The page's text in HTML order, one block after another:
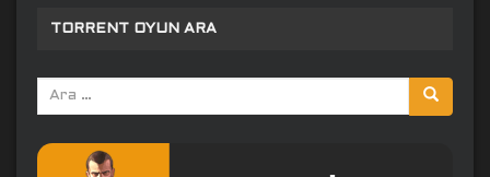
TORRENT OYUN ARA
Arama
yap: